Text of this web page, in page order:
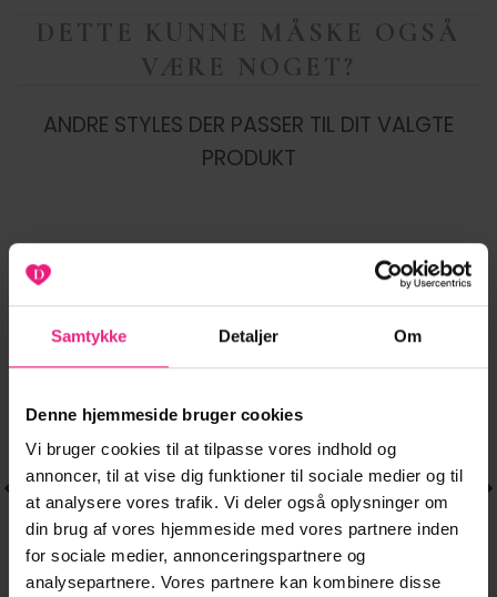
Samtykke Detaljer Om
Denne hjemmeside bruger cookies
Vi bruger cookies til at tilpasse vores indhold og
annoncer, til at vise dig funktioner til sociale medier og til
at analysere vores trafik. Vi deler også oplysninger om
din brug af vores hjemmeside med vores partnere inden
for sociale medier, annonceringspartnere og
analysepartnere. Vores partnere kan kombinere disse
DETTE KUNNE MÅSKE OGSÅ
VÆRE NOGET?
ANDRE STYLES DER PASSER TIL DIT VALGTE
PRODUKT
ønskeliste
ønskeliste